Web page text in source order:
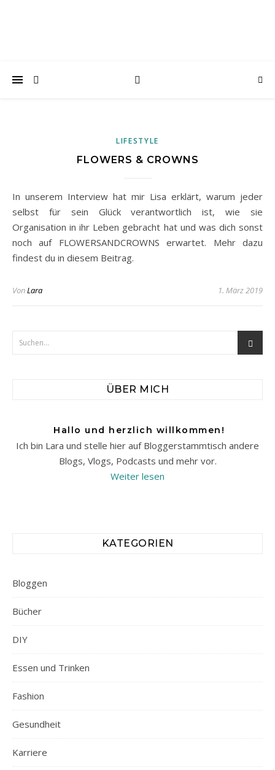
LIFESTYLE
FLOWERS & CROWNS
In unserem Interview hat mir Lisa erklärt, warum jeder
selbst für sein Glück verantwortlich ist, wie sie
Organisation in ihr Leben gebracht hat und was dich sonst
noch auf FLOWERSANDCROWNS erwartet. Mehr dazu
findest du in diesem Beitrag.
VonLara 1. März 2019
ÜBER MICH
Hallo und herzlich willkommen!
Ich bin Lara und stelle hier auf Bloggerstammtisch andere
Blogs, Vlogs, Podcasts und mehr vor.
Weiter lesen
KATEGORIEN
Bloggen
Bücher
DIY
Essen und Trinken
Fashion
Gesundheit
Karriere